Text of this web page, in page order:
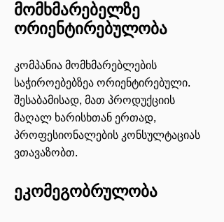
მომხმარებელზე
ორიენტირებულობა
კომპანია მომხმარებლების
საჭიროებებზეა ორიენტირებული.
შესაბამისად, მათ პროდუქციის
მაღალ ხარისხთან ერთად,
პროფესიონალების კონსულტაციას
ვთავაზობთ.
ეკომეგობრულობა